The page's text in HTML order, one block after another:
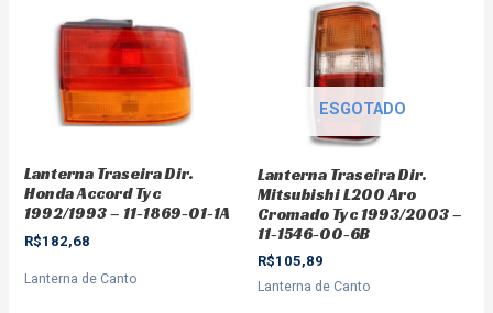
Lanterna Traseira Dir.
Honda Accord Tyc
1992/1993 – 11-1869-01-1A
R$182,68
Lanterna de Canto
ESGOTADO
Lanterna Traseira Dir.
Mitsubishi L200 Aro
Cromado Tyc 1993/2003 –
11-1546-00-6B
R$105,89
Lanterna de Canto